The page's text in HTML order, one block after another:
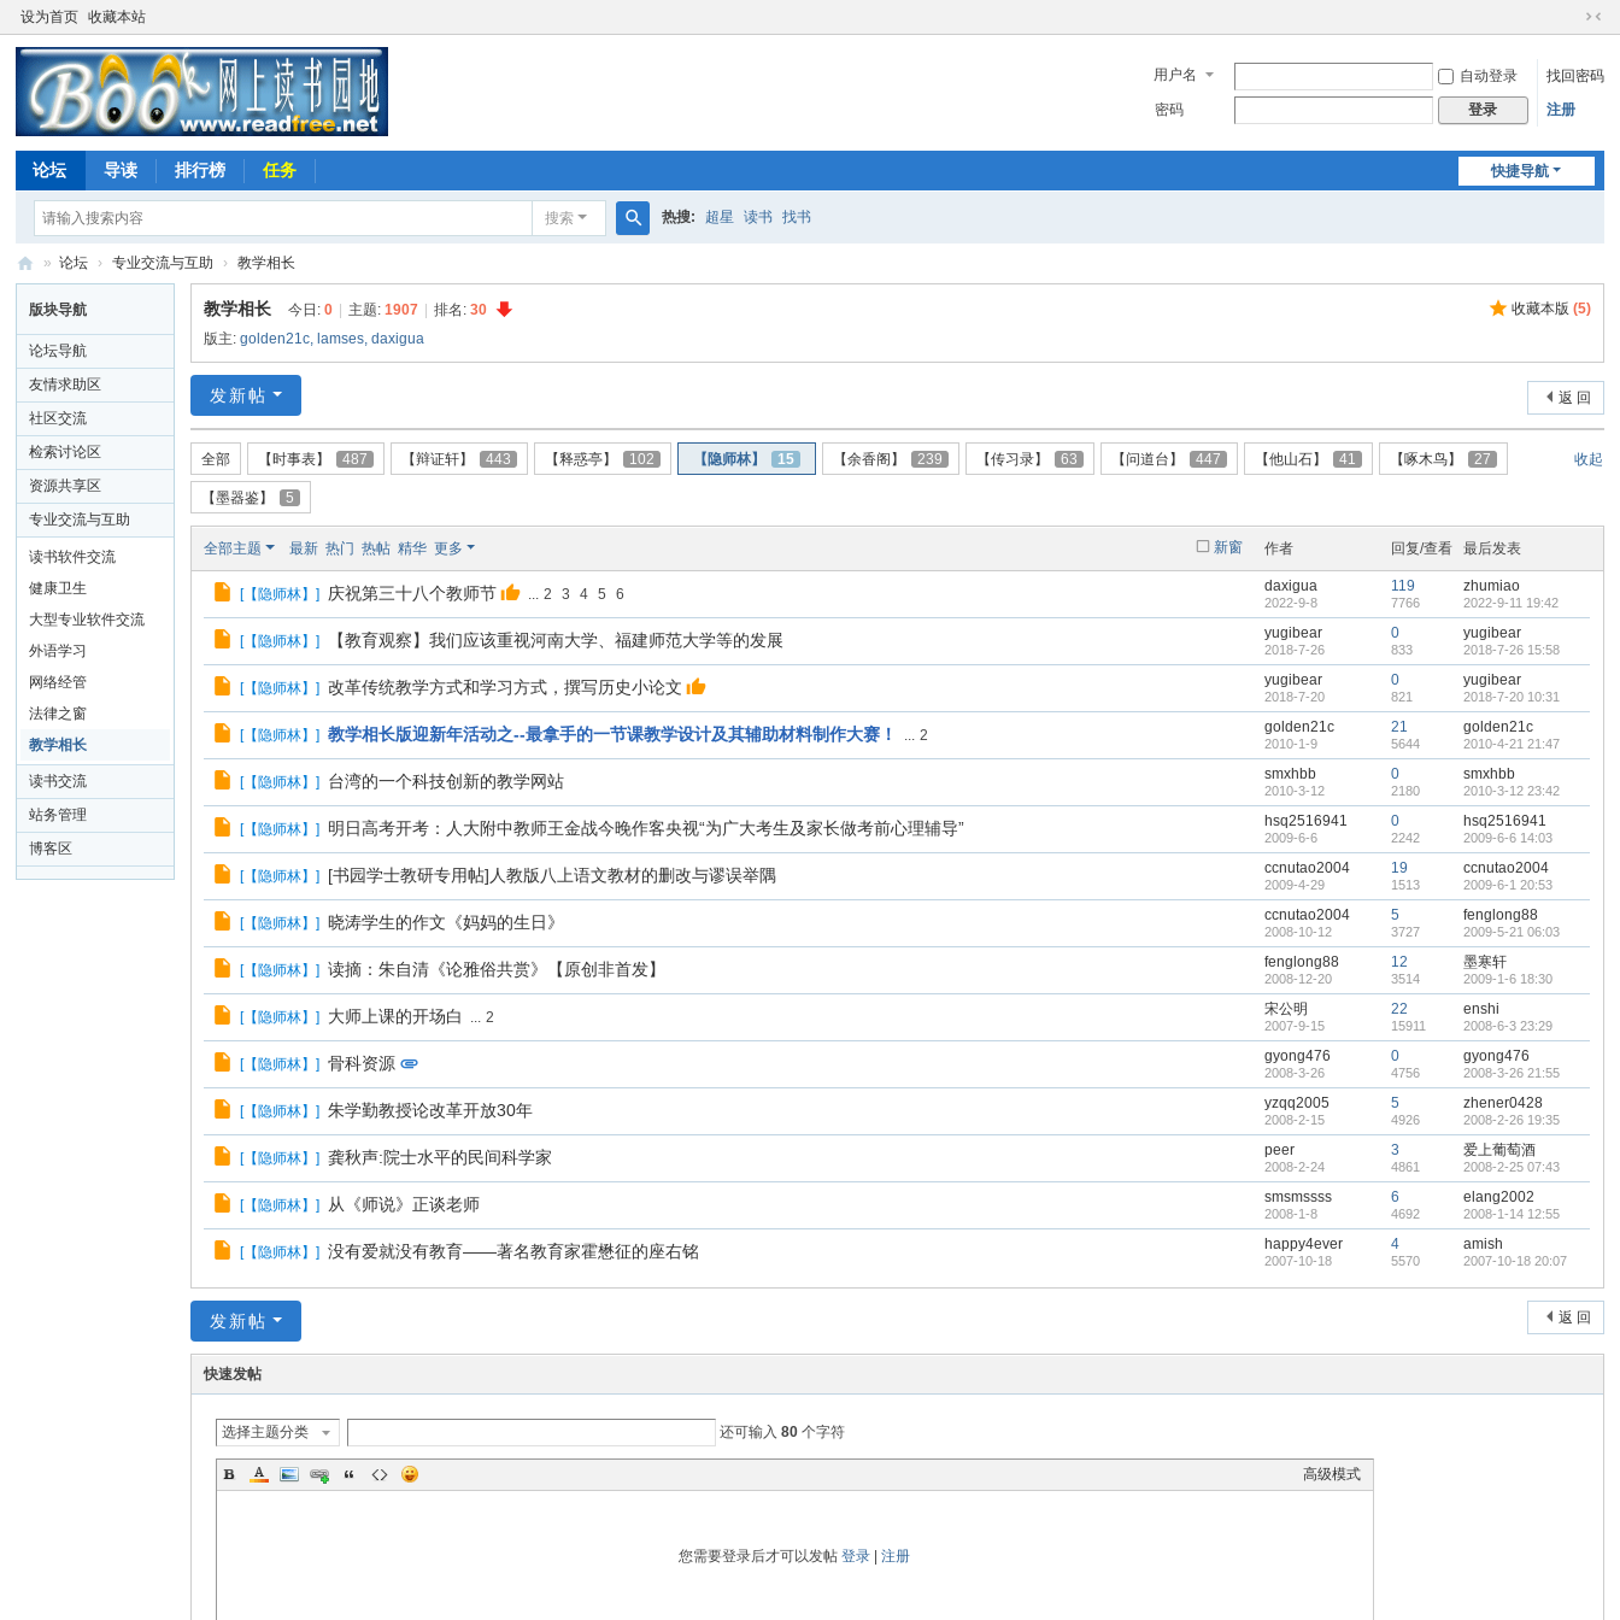
设为首页 收藏本站
切
到
用户名 自动登录
找回密码
密码
登录 注册
快捷导航
论坛 导读 排行榜 任务
搜索
索
热搜: 超星 读书 找书
上
读
书
园
地
» 论坛 › 专业交流与互助 › 教学相长
版块导航
论坛导航
友情求助区
社区交流
检索讨论区
资源共享区
专业交流与互助
读书软件交流
健康卫生
大型专业软件交流
外语学习
网络经管
法律之窗
教学相长
读书交流
站务管理
博客区
收藏本版 (5)
教学相长 今日:0 主题:1907 排名:30
版主:golden21c, lamses,daxigua
返 回
发新帖
收起
全部 【时事表】 487 【辩证轩】 443 【释惑亭】 102 【隐师林】 15 【余香阁】 239 【传习录】 63 【问道台】 447 【他山石】 41 【啄木鸟】 27
【墨器鉴】 5
新窗
全部主题 最新 热门 热帖 精华 更多 作者 回复/查看 最后发表
[【隐师林】] 庆祝第三十八个教师节 ... 2 3 4 5 6 daxigua
2022-9-8
119
7766
zhumiao
2022-9-11 19:42
[【隐师林】] 【教育观察】我们应该重视河南大学、福建师范大学等的发展 yugibear
2018-7-26
0
833
yugibear
2018-7-26 15:58
[【隐师林】] 改革传统教学方式和学习方式，撰写历史小论文 yugibear
2018-7-20
0
821
yugibear
2018-7-20 10:31
[【隐师林】] 教学相长版迎新年活动之--最拿手的一节课教学设计及其辅助材料制作大赛！ ... 2 golden21c
2010-1-9
21
5644
golden21c
2010-4-21 21:47
[【隐师林】] 台湾的一个科技创新的教学网站 smxhbb
2010-3-12
0
2180
smxhbb
2010-3-12 23:42
[【隐师林】] 明日高考开考：人大附中教师王金战今晚作客央视“为广大考生及家长做考前心理辅导” hsq2516941
2009-6-6
0
2242
hsq2516941
2009-6-6 14:03
[【隐师林】] [书园学士教研专用帖]人教版八上语文教材的删改与谬误举隅 ccnutao2004
2009-4-29
19
1513
ccnutao2004
2009-6-1 20:53
[【隐师林】] 晓涛学生的作文《妈妈的生日》 ccnutao2004
2008-10-12
5
3727
fenglong88
2009-5-21 06:03
[【隐师林】] 读摘：朱自清《论雅俗共赏》【原创非首发】 fenglong88
2008-12-20
12
3514
墨寒轩
2009-1-6 18:30
[【隐师林】] 大师上课的开场白 ... 2 宋公明
2007-9-15
22
15911
enshi
2008-6-3 23:29
[【隐师林】] 骨科资源 gyong476
2008-3-26
0
4756
gyong476
2008-3-26 21:55
[【隐师林】] 朱学勤教授论改革开放30年 yzqq2005
2008-2-15
5
4926
zhener0428
2008-2-26 19:35
[【隐师林】] 龚秋声:院士水平的民间科学家 peer
2008-2-24
3
4861
爱上葡萄酒
2008-2-25 07:43
[【隐师林】] 从《师说》正谈老师 smsmssss
2008-1-8
6
4692
elang2002
2008-1-14 12:55
[【隐师林】] 没有爱就没有教育——著名教育家霍懋征的座右铭 happy4ever
2007-10-18
4
5570
amish
2007-10-18 20:07
返 回
发新帖
快速发帖
选择主题分类 还可输入80 个字符
高级模式
您需要登录后才可以发帖登录 |注册